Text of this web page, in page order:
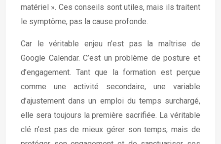
matériel ». Ces conseils sont utiles, mais ils traitent
le symptôme, pas la cause profonde.
Car le véritable enjeu n’est pas la maîtrise de
Google Calendar. C’est un problème de posture et
d’engagement. Tant que la formation est perçue
comme une activité secondaire, une variable
d’ajustement dans un emploi du temps surchargé,
elle sera toujours la première sacrifiée. La véritable
clé n’est pas de mieux gérer son temps, mais de